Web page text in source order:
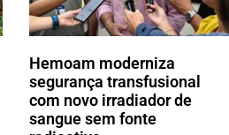
Hemoam moderniza
segurança transfusional
com novo irradiador de
sangue sem fonte